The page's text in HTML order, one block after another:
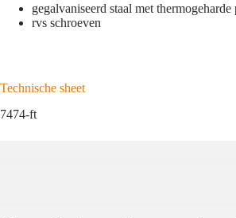
gegalvaniseerd staal met
rvs schroeven
Technische sheet
7474-ft